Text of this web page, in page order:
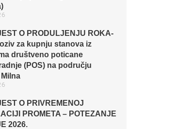
O PRODULJENJU ROKA-
za kupnju stanova iz
društveno poticane
(POS) na području
O PRIVREMENOJ
PROMETA – POTEZANJE
2026.